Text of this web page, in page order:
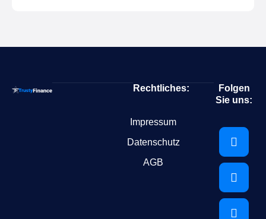
Rechtliches:
Impressum
Datenschutz
AGB
Folgen
Sie uns: